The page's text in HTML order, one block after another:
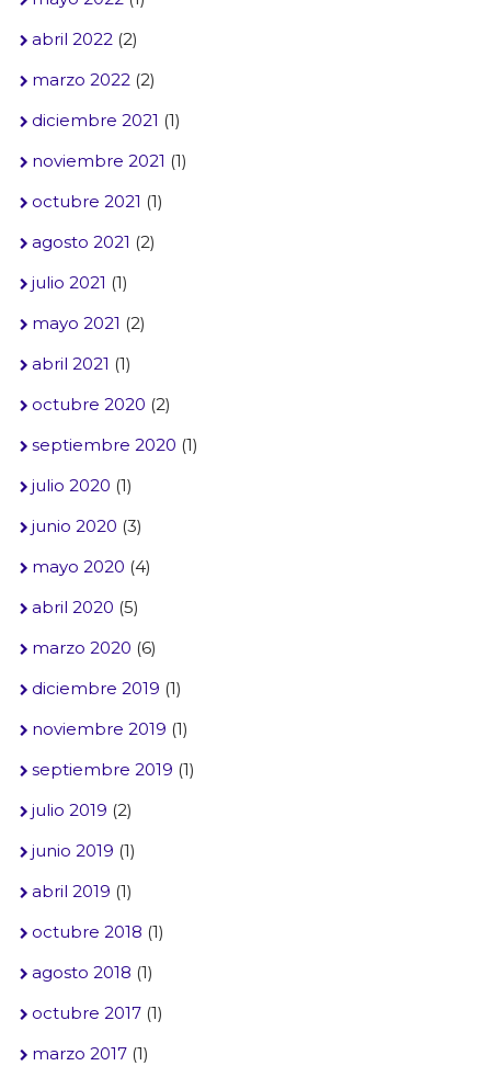
abril 2022(2)
marzo 2022(2)
diciembre 2021 (1)
noviembre 2021 (1)
octubre 2021 (1)
agosto 2021 (2)
julio 2021 (1)
mayo 2021 (2)
abril 2021 (1)
octubre 2020 (2)
septiembre 2020 (1)
julio 2020 (1)
junio 2020 (3)
mayo 2020 (4)
abril 2020 (5)
marzo 2020 (6)
diciembre 2019 (1)
noviembre 2019 (1)
septiembre 2019 (1)
julio 2019 (2)
junio 2019 (1)
abril 2019 (1)
octubre 2018 (1)
agosto 2018 (1)
octubre 2017(1)
marzo 2017(1)